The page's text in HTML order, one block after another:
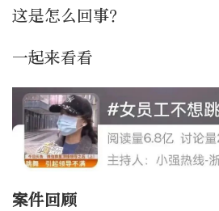
这是怎么回事？
一起来看看
案件回顾